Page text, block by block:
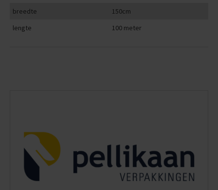
breedte
150cm
lengte
100 meter